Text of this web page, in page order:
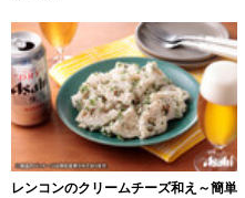
レンコンのクリームチーズ和え～簡単